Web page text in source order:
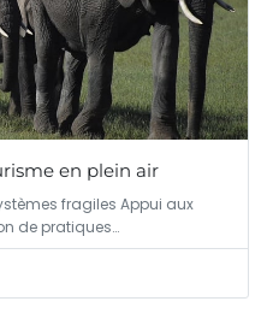
en plein air
fragiles Appui aux
de pratiques…